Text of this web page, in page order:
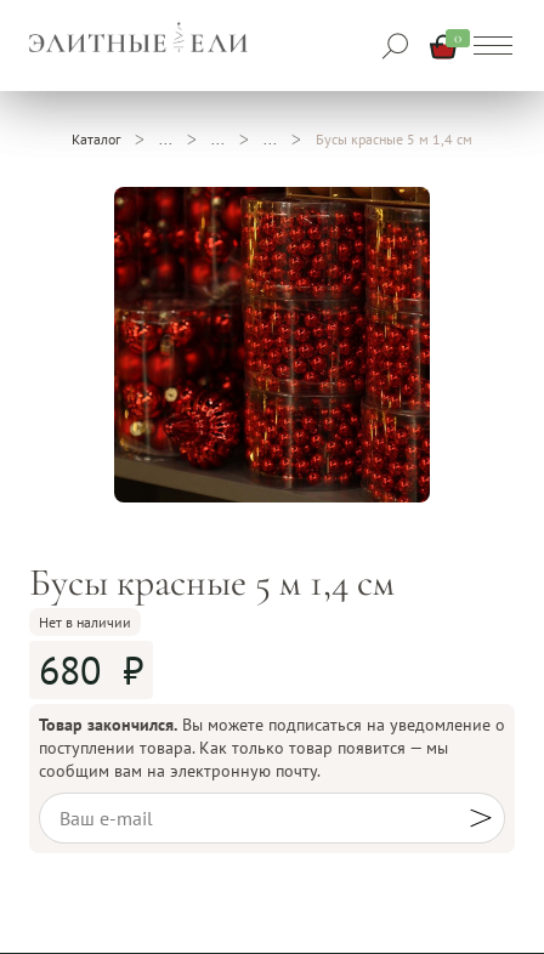
0
Каталог Бусы красные 5 м 1,4 см
Бусы красные 5 м 1,4 см
Нет в наличии
680
Товар закончился. Вы можете подписаться на уведомление о
поступлении товара. Как только товар появится — мы
сообщим вам на электронную почту.